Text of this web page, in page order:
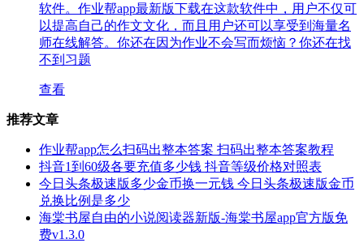
软件。作业帮app最新版下载在这款软件中，用户不仅可
以提高自己的作文文化，而且用户还可以享受到海量名
师在线解答。你还在因为作业不会写而烦恼？你还在找
不到习题
查看
推荐文章
作业帮app怎么扫码出整本答案 扫码出整本答案教程
抖音1到60级各要充值多少钱 抖音等级价格对照表
今日头条极速版多少金币换一元钱 今日头条极速版金币
兑换比例是多少
海棠书屋自由的小说阅读器新版-海棠书屋app官方版免
费v1.3.0